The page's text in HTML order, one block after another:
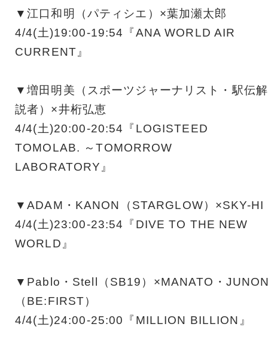
▼江口和明（パティシエ）×葉加瀬太郎
4/4(土)19:00-19:54『ANA WORLD AIR
CURRENT』
▼増田明美（スポーツジャーナリスト・駅伝解
説者）×井桁弘恵
4/4(土)20:00-20:54『LOGISTEED
TOMOLAB. ～TOMORROW
LABORATORY』
▼ADAM・KANON（STARGLOW）×SKY-HI
4/4(土)23:00-23:54『DIVE TO THE NEW
WORLD』
▼Pablo・Stell（SB19）×MANATO・
（BE:FIRST）
4/4(土)24:00-25:00『MILLION BILLION』